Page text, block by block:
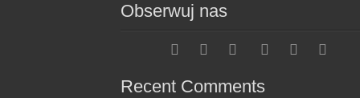
Obserwuj nas
Recent Comments